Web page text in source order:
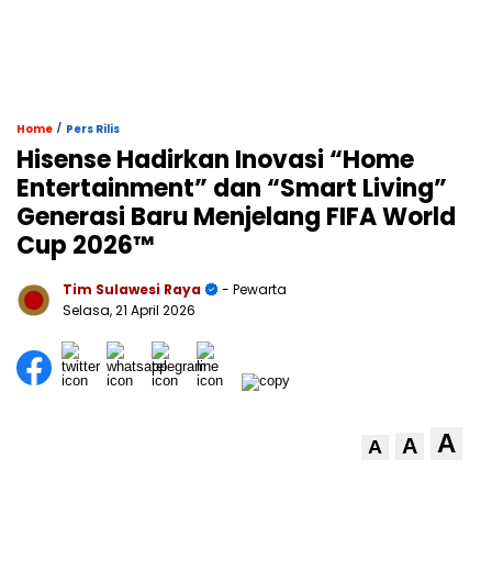
Home / Pers Rilis
Hisense Hadirkan Inovasi “Home
Entertainment” dan “Smart Living”
Generasi Baru Menjelang FIFA World
Cup 2026™
Tim Sulawesi Raya
- Pewarta
Selasa, 21 April 2026
A A A